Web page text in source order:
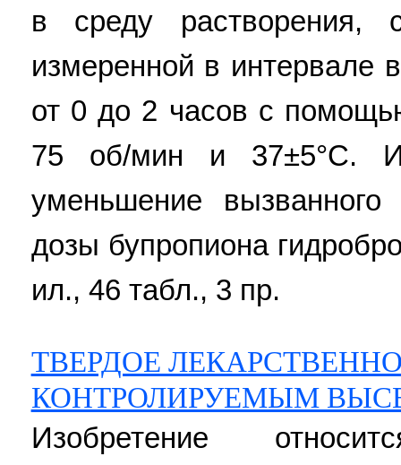
в среду растворения,
измеренной в
от 0 до 2 часов с
75 об/мин и 37±5°С.
уменьшение
дозы бупропиона
ил., 46 табл., 3 пр.
ТВЕРДОЕ
КОНТРОЛИРУЕМЫМ
Изобретение